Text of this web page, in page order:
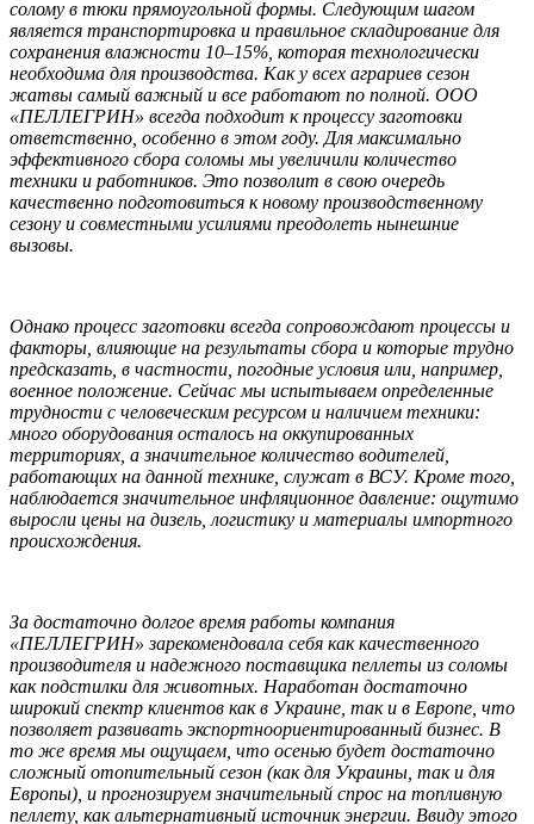
солому в тюки прямоугольной формы. Следующим шагом
является транспортировка и правильное складирование для
сохранения влажности 10–15%, которая технологически
необходима для производства. Как у всех аграриев сезон
жатвы самый важный и все работают по полной. ООО
«ПЕЛЛЕГРИН» всегда подходит к процессу заготовки
ответственно, особенно в этом году. Для максимально
эффективного сбора соломы мы увеличили количество
техники и работников. Это позволит в свою очередь
качественно подготовиться к новому производственному
сезону и совместными усилиями преодолеть нынешние
вызовы.
Однако процесс заготовки всегда сопровождают процессы и
факторы, влияющие на результаты сбора и которые трудно
предсказать, в частности, погодные условия или, например,
военное положение. Сейчас мы испытываем определенные
трудности с человеческим ресурсом и наличием техники:
много оборудования осталось на оккупированных
территориях, а значительное количество водителей,
работающих на данной технике, служат в ВСУ. Кроме того,
наблюдается значительное инфляционное давление: ощутимо
выросли цены на дизель, логистику и материалы импортного
происхождения.
За достаточно долгое время работы компания
«ПЕЛЛЕГРИН» зарекомендовала себя как качественного
производителя и надежного поставщика пеллеты из соломы
как подстилки для животных. Наработан достаточно
широкий спектр клиентов как в Украине, так и в Европе, что
позволяет развивать экспортноориентированный бизнес. В
то же время мы ощущаем, что осенью будет достаточно
сложный отопительный сезон (как для Украины, так и для
Европы), и прогнозируем значительный спрос на топливную
пеллету, как альтернативный источник энергии. Ввиду этого